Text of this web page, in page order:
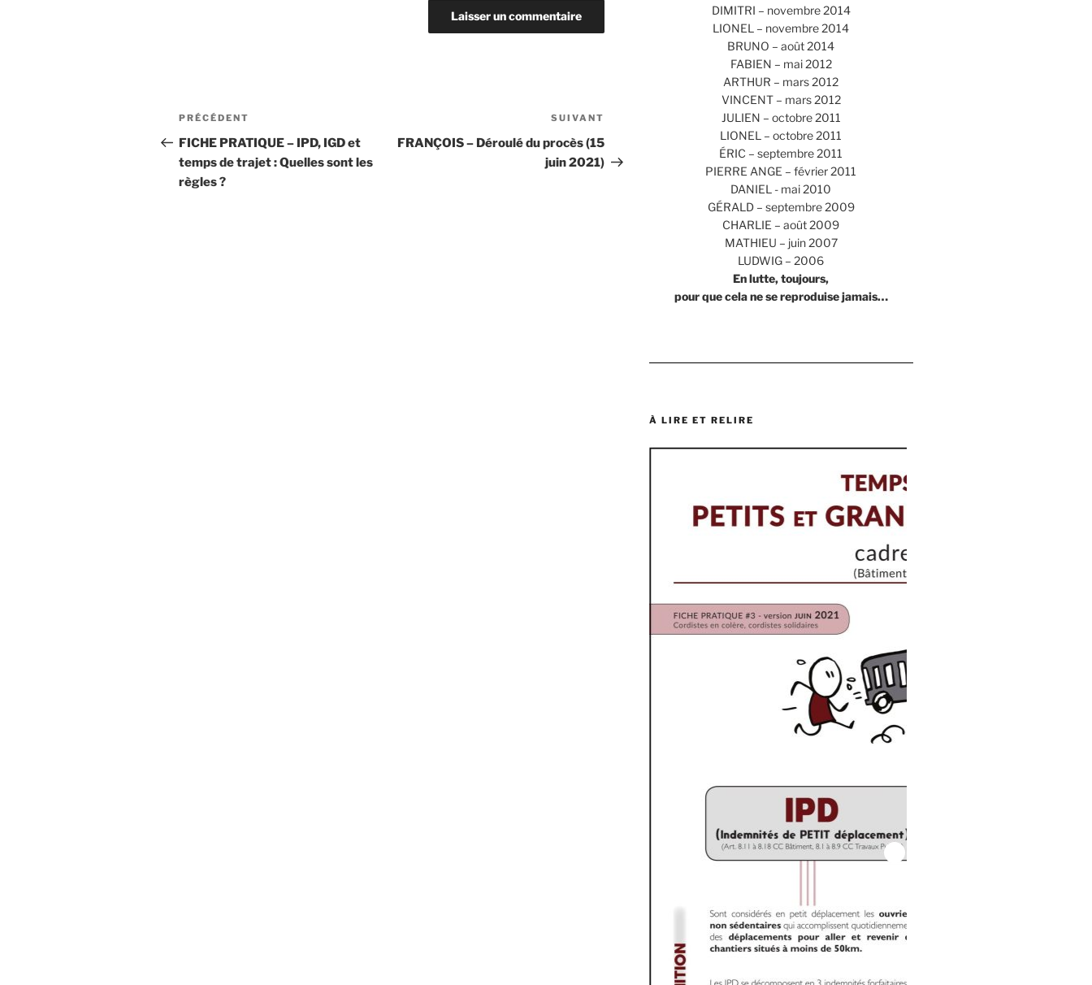
Navigation
de
l’article
Article
précédent
PRÉCÉDENT
FICHE PRATIQUE – IPD, IGD et
temps de trajet : Quelles sont les
règles ?
suivant
SUIVANT
FRANÇOIS – Déroulé du procès (15
juin 2021)
DIMITRI – novembre 2014
LIONEL – novembre 2014
BRUNO – août 2014
FABIEN – mai 2012
ARTHUR – mars 2012
VINCENT – mars 2012
JULIEN – octobre 2011
LIONEL – octobre 2011
ÉRIC – septembre 2011
PIERRE ANGE – février 2011
DANIEL - mai 2010
GÉRALD – septembre 2009
CHARLIE – août 2009
MATHIEU – juin 2007
LUDWIG – 2006
En lutte, toujours,
pour que cela ne se reproduise jamais…
À LIRE ET RELIRE